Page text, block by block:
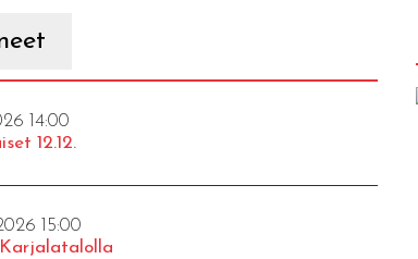
14:00
12.12.
15:00
Karjalatalolla